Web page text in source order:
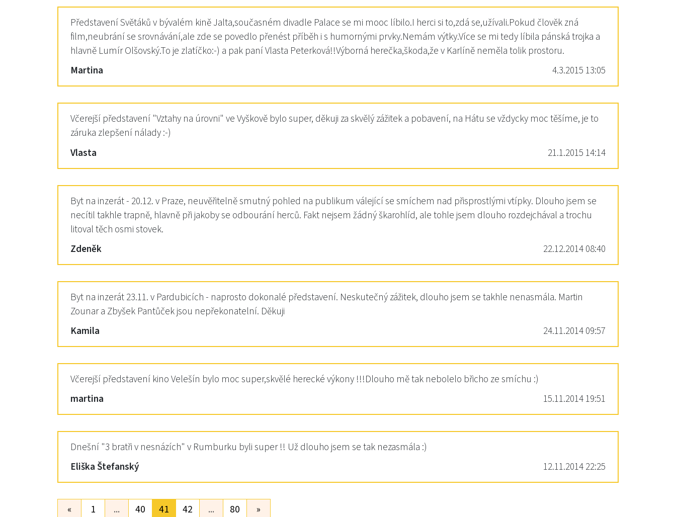
Představení Světáků v bývalém kině Jalta,současném divadle Palace se mi mooc líbilo.I herci si to,zdá se,užívali.Pokud člověk zná
film,neubrání se srovnávání,ale zde se povedlo přenést příběh i s humornými prvky.Nemám výtky.Více se mi tedy líbila pánská trojka a
hlavně Lumír Olšovský.To je zlatíčko:-) a pak paní Vlasta Peterková!!Výborná herečka,škoda,že v Karlíně neměla tolik prostoru.
Martina
4.3.2015 13:05
Včerejší představení "Vztahy na úrovni" ve Vyškově bylo super, děkuji za skvělý zážitek a pobavení, na Hátu se vždycky moc těšíme, je to
záruka zlepšení nálady :-)
Vlasta
21.1.2015 14:14
Byt na inzerát - 20.12. v Praze, neuvěřitelně smutný pohled na publikum válející se smíchem nad přisprostlými vtípky. Dlouho jsem se
necítil takhle trapně, hlavně při jakoby se odbourání herců. Fakt nejsem žádný škarohlíd, ale tohle jsem dlouho rozdejchával a trochu
litoval těch osmi stovek.
Zdeněk
22.12.2014 08:40
Byt na inzerát 23.11. v Pardubicích - naprosto dokonalé představení. Neskutečný zážitek, dlouho jsem se takhle nenasmála. Martin
Zounar a Zbyšek Pantůček jsou nepřekonatelní. Děkuji
Kamila
24.11.2014 09:57
Včerejší představení kino Velešín bylo moc super,skvělé herecké výkony !!!Dlouho mě tak nebolelo břicho ze smíchu :)
martina
15.11.2014 19:51
Dnešní "3 bratři v nesnázích" v Rumburku byli super !! Už dlouho jsem se tak nezasmála :)
Eliška Štefanský
12.11.2014 22:25
« 1 ... 40 41 42 ... 80 »